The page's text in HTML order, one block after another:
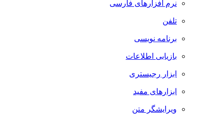
نرم افزارهای فارسی
برنامه نویسی
بازیابی اطلاعات
ابزار رجیستری
ابزارهای مفید
ویرایشگر متن